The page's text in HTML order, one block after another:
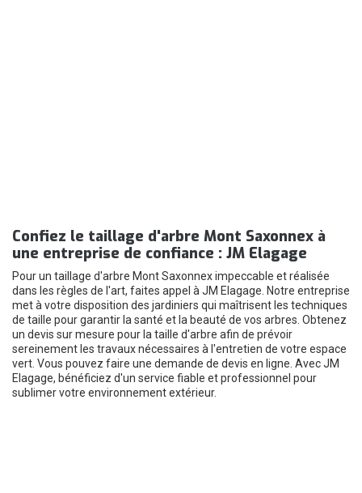
Confiez le taillage d'arbre Mont Saxonnex à
une entreprise de confiance : JM Elagage
Pour un taillage d'arbre Mont Saxonnex impeccable et réalisée
dans les règles de l'art, faites appel à JM Elagage. Notre entreprise
met à votre disposition des jardiniers qui maîtrisent les techniques
de taille pour garantir la santé et la beauté de vos arbres. Obtenez
un devis sur mesure pour la taille d'arbre afin de prévoir
sereinement les travaux nécessaires à l'entretien de votre espace
vert. Vous pouvez faire une demande de devis en ligne. Avec JM
Elagage, bénéficiez d'un service fiable et professionnel pour
sublimer votre environnement extérieur.